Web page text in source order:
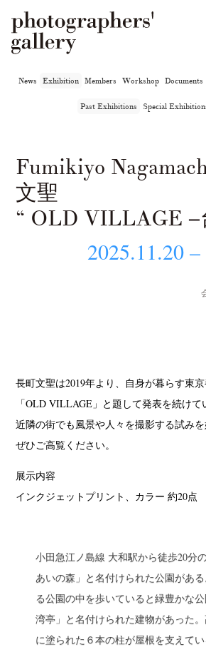
News Exhibition Members Workshop Documents
Past Exhibitions
Special
Fumikiyo
文聖
“ OLD VILLAGE −
2025.11.20
長町文聖は2019年より、自身が暮らす東
「OLD VILLAGE」と題して発表を続け
近隣の街でも風景や人々を撮影する試みを
ぜひご高覧ください。
展示内容
インクジェットプリント、カラー 約20点
小田急江ノ島線 大和駅から徒歩20分
あいの森」と名付けられた公園があ
る公園の中を歩いていると緑豊かな
湾亭」と名付けられた建物があった
に塗られた６本の柱が屋根を支えて